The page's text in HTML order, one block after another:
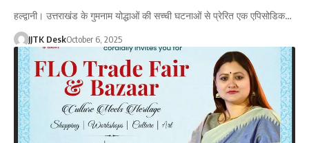
हल्द्वानी। उत्तराखंड के गुमनाम योद्धाओं की सच्ची घटनाओं से प्रेरित एक एपिसोडिक…
JJTK DeskOctober 6, 2025